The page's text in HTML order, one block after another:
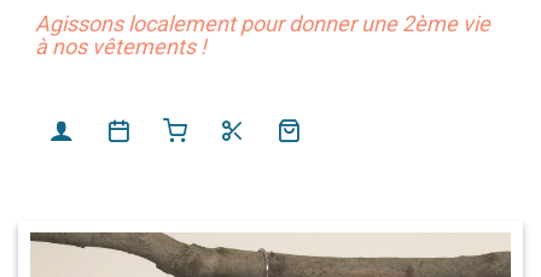
Agissons localement pour donner une 2ème vie
à nos vêtements !